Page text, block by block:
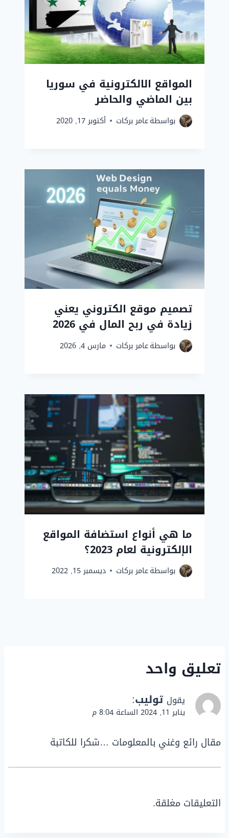
المواقع الالكترونية في سوريا
بين الماضي والحاضر
بواسطةعامر بركات أكتوبر 17, 2020
تصميم موقع الكتروني يعني
زيادة في ربح المال في 2026
بواسطةعامر بركات مارس 4, 2026
ما هي أنواع استضافة المواقع
الإلكترونية لعام 2023؟
بواسطةعامر بركات ديسمبر 15, 2022
تعليق واحد
يقول توليب:
يناير 11, 2024 الساعة 8:04 م
مقال رائع وغني بالمعلومات …شكرا للكاتبة
التعليقات مغلقة.